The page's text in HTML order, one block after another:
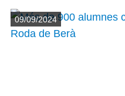
Detalls
09/09/2024